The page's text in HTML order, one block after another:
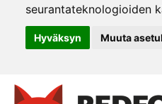
seurantateknologioiden
Hyväksyn Muuta